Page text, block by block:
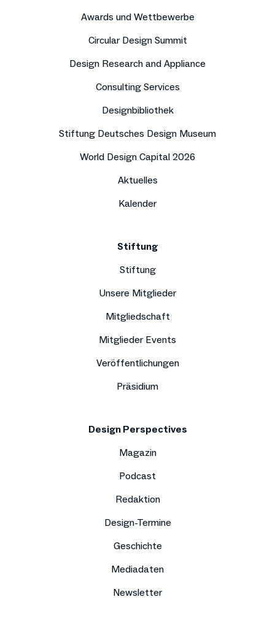
Awards und Wettbewerbe
Circular Design Summit
Design Research and Appliance
Consulting Services
Designbibliothek
Stiftung Deutsches Design Museum
World Design Capital 2026
Aktuelles
Kalender
Stiftung
Stiftung
Unsere Mitglieder
Mitgliedschaft
Mitglieder Events
Veröffentlichungen
Präsidium
Design Perspectives
Magazin
Podcast
Redaktion
Design-Termine
Geschichte
Mediadaten
Newsletter